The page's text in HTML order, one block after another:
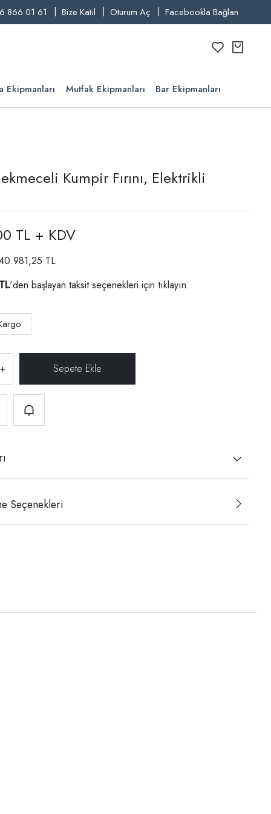
866 01 61 Bize Katıl Oturum Aç Facebookla Bağlan
Ekipmanları Mutfak Ekipmanları Bar Ekipmanları
Kumpir Fırını, Elektrikli
TL + KDV
TL
'den başlayan taksit seçenekleri için tıklayın.
+
Seçenekleri